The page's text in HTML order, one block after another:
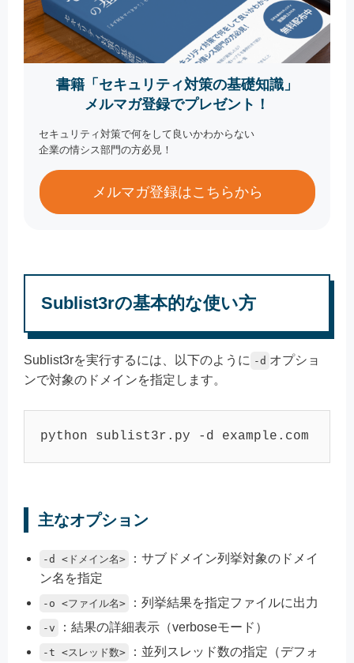
書籍「セキュリティ対策の基礎知識」
メルマガ登録でプレゼント！
セキュリティ対策で何をして良いかわからない
企業の情シス部門の方必見！
メルマガ登録はこちらから
Sublist3rの基本的な使い方
Sublist3rを実行するには、以下のように -d オプショ
ンで対象のドメインを指定します。
python sublist3r.py -d example.com
主なオプション
-d <ドメイン名>
：サブドメイン列挙対象のドメイ
ン名を指定
-o <ファイル名> ：列挙結果を指定ファイルに出力
-v ：結果の詳細表示（verboseモード）
-t <スレッド数>
：並列スレッド数の指定（デフォ